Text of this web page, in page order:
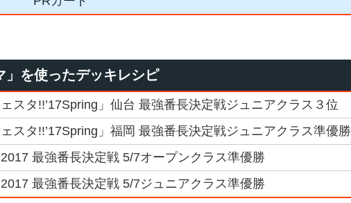
を使ったデッキレシピ
ェスタ!!’17Spring」仙台 最強番長決定戦ジュニアクラス３位
ェスタ!!’17Spring」福岡 最強番長決定戦ジュニアクラス準優勝
最強番長決定戦 5/7オープンクラス準優勝
最強番長決定戦 5/7ジュニアクラス準優勝